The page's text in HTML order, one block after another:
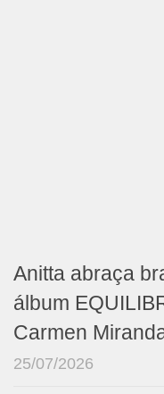
Anitta abraça
álbum
Carmen
25/07/2026